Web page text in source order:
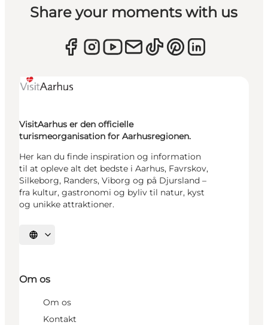
Share your moments with us
VisitAarhus er den officielle
turismeorganisation for Aarhusregionen.
Her kan du finde inspiration og information
til at opleve alt det bedste i Aarhus, Favrskov,
Silkeborg, Randers, Viborg og på Djursland –
fra kultur, gastronomi og byliv til natur, kyst
og unikke attraktioner.
Vælg sprog
Om os
Om os
Kontakt